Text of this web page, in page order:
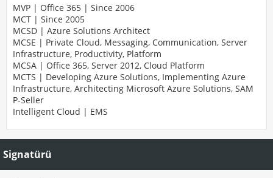
MVP | Office 365 | Since 2006
MCT | Since 2005
MCSD | Azure Solutions Architect
MCSE | Private Cloud, Messaging, Communication, Server
Infrastructure, Productivity, Platform
MCSA | Office 365, Server 2012, Cloud Platform
MCTS | Developing Azure Solutions, Implementing Azure
Infrastructure, Architecting Microsoft Azure Solutions, SAM
P-Seller
Intelligent Cloud | EMS
Signatürü